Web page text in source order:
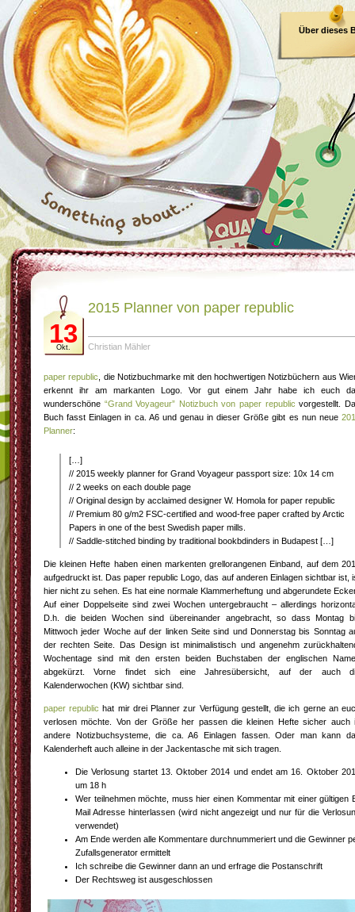
Über dieses
13
Okt.
2015 Planner von paper republic
Christian Mähler
paper republic
, die Notizbuchmarke mit den hochwertigen Notizbüchern aus
erkennt ihr am markanten Logo. Vor gut einem Jahr habe ich euch
wunderschöne “Grand Voyageur” Notizbuch von paper republic vorgestellt.
Buch fasst Einlagen in ca. A6 und genau in dieser Größe gibt es nun neue
Planner:
[…]
// 2015 weekly planner for Grand Voyageur passport size: 10x 14 cm
// 2 weeks on each double page
// Original design by acclaimed designer W. Homola for paper republic
// Premium 80 g/m2 FSC-certified and wood-free paper crafted by Arctic
Papers in one of the best Swedish paper mills.
// Saddle-stitched binding by traditional bookbdinders in Budapest […]
Die kleinen Hefte haben einen markenten grellorangenen Einband, auf dem
aufgedruckt ist. Das paper republic Logo, das auf anderen Einlagen sichtbar ist,
hier nicht zu sehen. Es hat eine normale Klammerheftung und abgerundete
Auf einer Doppelseite sind zwei Wochen untergebraucht – allerdings
D.h. die beiden Wochen sind übereinander angebracht, so dass Montag
Mittwoch jeder Woche auf der linken Seite sind und Donnerstag bis Sonntag
der rechten Seite. Das Design ist minimalistisch und angenehm
Wochentage sind mit den ersten beiden Buchstaben der englischen
abgekürzt. Vorne findet sich eine Jahresübersicht, auf der auch
Kalenderwochen (KW) sichtbar sind.
paper republic hat mir drei Planner zur Verfügung gestellt, die ich gerne an
verlosen möchte. Von der Größe her passen die kleinen Hefte sicher auch
andere Notizbuchsysteme, die ca. A6 Einlagen fassen. Oder man kann
Kalenderheft auch alleine in der Jackentasche mit sich tragen.
Die Verlosung startet 13. Oktober 2014 und endet am 16. Oktober
um 18 h
Wer teilnehmen möchte, muss hier einen Kommentar mit einer gültigen
Mail Adresse hinterlassen (wird nicht angezeigt und nur für die
verwendet)
Am Ende werden alle Kommentare durchnummeriert und die Gewinner
Zufallsgenerator ermittelt
Ich schreibe die Gewinner dann an und erfrage die Postanschrift
Der Rechtsweg ist ausgeschlossen